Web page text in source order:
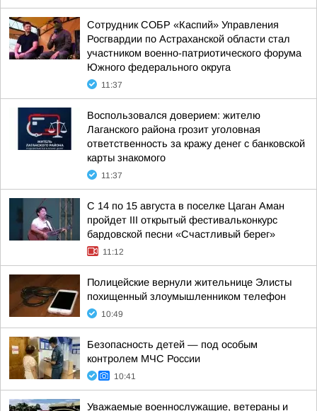
Сотрудник СОБР «Каспий» Управления
Росгвардии по Астраханской области стал
участником военно-патриотического форума
Южного федерального округа
11:37
Воспользовался доверием: жителю
Лаганского района грозит уголовная
ответственность за кражу денег с банковской
карты знакомого
11:37
С 14 по 15 августа в поселке Цаган Аман
пройдет III открытый фестивальконкурс
бардовской песни «Счастливый берег»
11:12
Полицейские вернули жительнице Элисты
похищенный злоумышленником телефон
10:49
Безопасность детей — под особым
контролем МЧС России
10:41
Уважаемые военнослужащие, ветераны и